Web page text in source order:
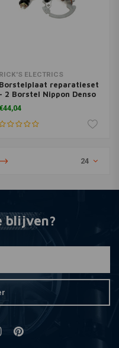
RICK'S ELECTRICS
Borstelplaat reparatieset
- 2 Borstel Nippon Denso
Kaw 85-86 ZL900 84-86
ZX900 900R Yam 80-84
82-84 XJ650LK
M
€44,04
24
blijven?